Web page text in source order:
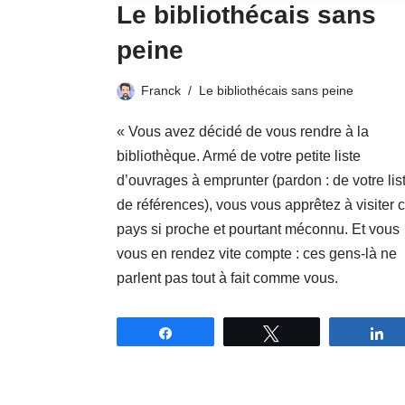
Le bibliothécais sans
peine
Franck Le bibliothécais sans peine
« Vous avez décidé de vous rendre à la
bibliothèque. Armé de votre petite liste
d’ouvrages à emprunter (pardon : de votre
de références), vous vous apprêtez à visiter
pays si proche et pourtant méconnu. Et vous
vous en rendez vite compte : ces gens-là ne
parlent pas tout à fait comme vous.